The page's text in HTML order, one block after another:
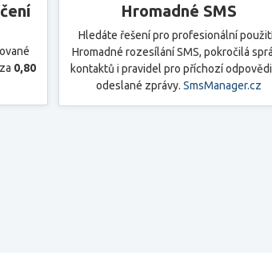
0,80
Hromadné SMS
Hledáte řešení pro profesionální
Hromadné rozesílání SMS, pokročilá
kontaktů i pravidel pro příchozí
odeslané zprávy. SmsManager.cz